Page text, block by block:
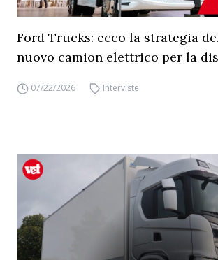
Ford Trucks: ecco la strategia
nuovo camion elettrico per la
07/22/2026 Interviste